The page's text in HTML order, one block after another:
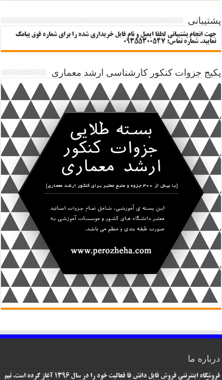
پشتیبانی
جهت انجام پشتیبانی لطفا ایمیل و نام فایل خریداری شده را برای شماره فوق پیامک
نمایید. شماره تماس: 09355300547
پکیج جزوات کنکور کارشناسی ارشد معماری
درباره ما
فروشگاه اینترنتی فروش فایل دانش فا فعالیت خود را در سال 1396 آغاز کرده است. تیم